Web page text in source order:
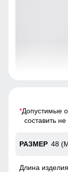
Куртка имеет
обеспечивает
отлично сидит
гармоничный
классических
*Допустимые
составить
48